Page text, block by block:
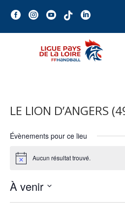
    
LE LION D’ANGERS
Évènements pour ce lieu
Notice Aucun résultat trouvé.
À venir